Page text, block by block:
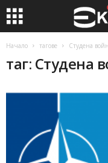
Начало тагове Студена
таг: Студена